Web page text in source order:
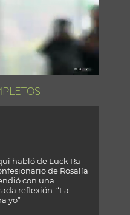
habló de Luck Ra
de Rosalía
con una
reflexión: “La
yo”